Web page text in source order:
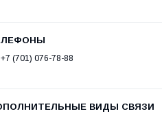
+7 (701) 076-78-88